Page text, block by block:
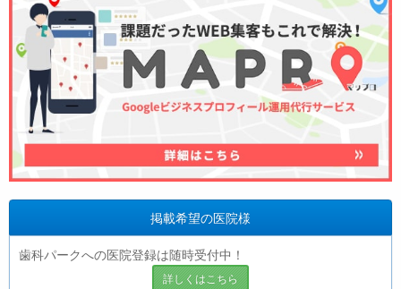
掲載希望の医院様
歯科パークへの医院登録は随時受付中！
詳しくはこちら